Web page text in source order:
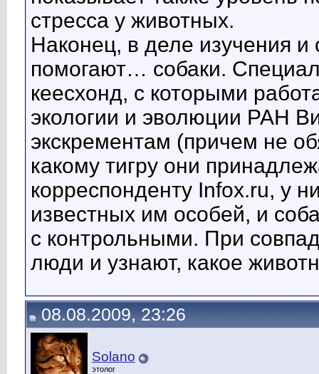
стресса у животных.
Наконец, в деле изучения
помогают… собаки.
кеесхонд, с которыми
экологии и эволюции РАН
экскрементам (причем не
какому тигру они
корреспонденту Infox.ru, у
известных им особей, и
с контрольными. При
люди и узнают, какое
08.08.2009, 23:26
Solano
этолог